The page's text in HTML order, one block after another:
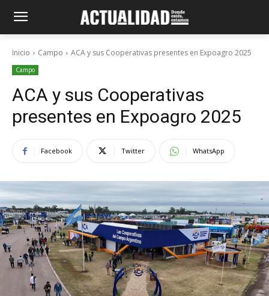
Inicio Campo ACA y sus Cooperativas presentes en Expoagro 2025
Campo
ACA y sus Cooperativas
presentes en Expoagro 2025
Facebook Twitter WhatsApp